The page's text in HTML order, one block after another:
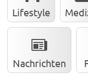
Lifestyle
Nachrichten